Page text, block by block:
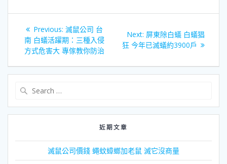
章
導
覽
Previous: Previous
post:
滅鼠公司 台
南 白蟻活躍期：三種入侵
方式危害大 專傢教你防治
Next: Next
post:
屏東除白蟻 白蟻猖
狂 今年已滅蟻約3900戶
近期文章
滅鼠公司價錢 蠅蚊蟑螂加老鼠 滅它沒商量